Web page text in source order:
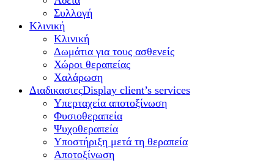
Συλλογή
Κλινική
Κλινική
Δωμάτια για τους ασθενείς
Χώροι θεραπείας
Χαλάρωση
ΔιαδικασιεςDisplay client’s services
Υπερταχεία αποτοξίνωση
Φυσιοθεραπεία
Ψυχοθεραπεία
Υποστήριξη μετά τη θεραπεία
Αποτοξίνωση